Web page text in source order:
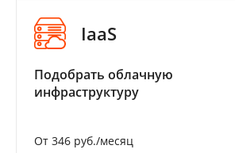
IaaS
Подобрать облачную
инфраструктуру
От 346 руб./месяц